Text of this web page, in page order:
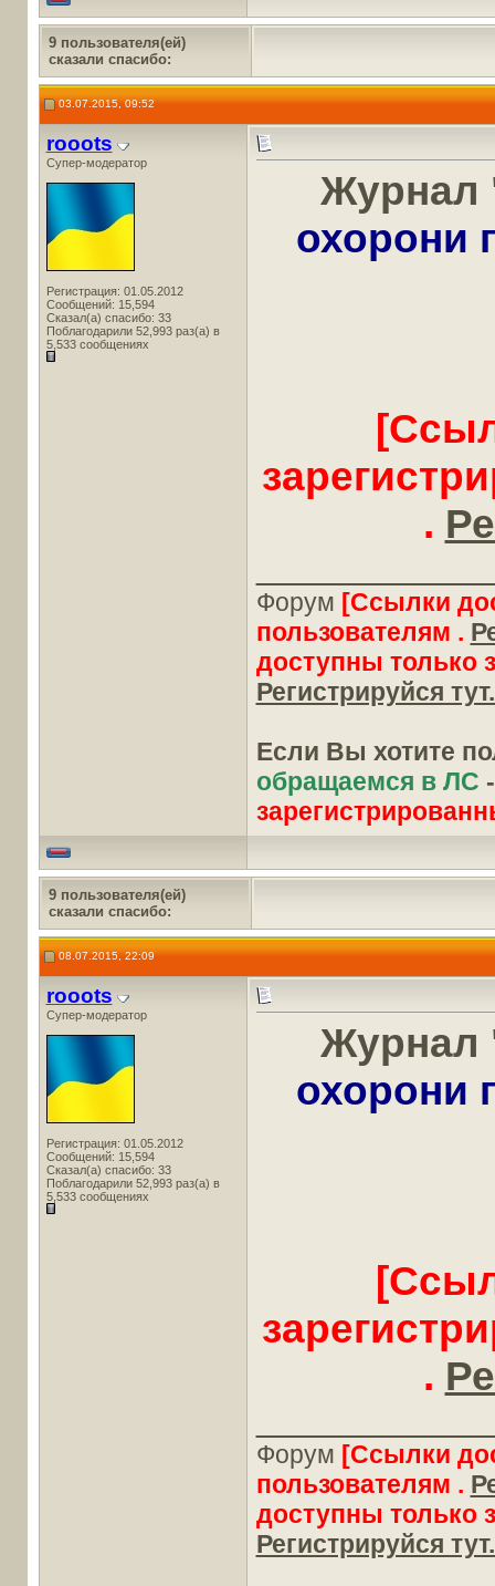
9 пользователя(ей)
сказали cпасибо:
03.07.2015, 09:52
rooots
Супер-модератор
Регистрация: 01.05.2012
Сообщений: 15,594
Сказал(а) спасибо: 33
Поблагодарили 52,993 раз(а) в
5,533 сообщениях
Журнал
охорони
.
Форум [Ссылки
пользователям .
доступны только
Регистрируйся
Если Вы хотите
обращаемся в ЛС
9 пользователя(ей)
сказали cпасибо:
08.07.2015, 22:09
rooots
Супер-модератор
Регистрация: 01.05.2012
Сообщений: 15,594
Сказал(а) спасибо: 33
Поблагодарили 52,993 раз(а) в
5,533 сообщениях
Журнал
охорони
.
Форум [Ссылки
пользователям .
доступны только
Регистрируйся